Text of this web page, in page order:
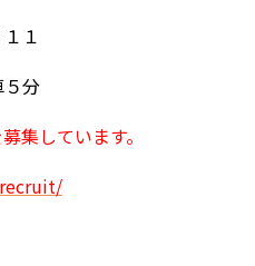
１１
分
集しています。